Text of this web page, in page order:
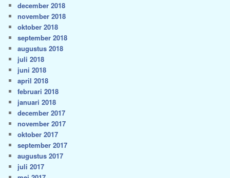
december 2018
november 2018
oktober 2018
september 2018
augustus 2018
juli 2018
juni 2018
april 2018
februari 2018
januari 2018
december 2017
november 2017
oktober 2017
september 2017
augustus 2017
juli 2017